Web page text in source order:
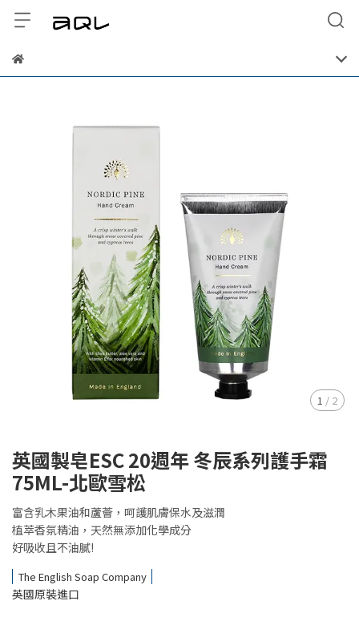
1 / 2
英國製皂ESC 20週年 冬辰系列護手霜
75ML-北歐雪松
富含乳木果油和蘆薈，呵護肌膚保水及滋潤
植萃香氛精油，天然無添加化學成分
好吸收且不油膩!
The English Soap Company
英國原裝進口